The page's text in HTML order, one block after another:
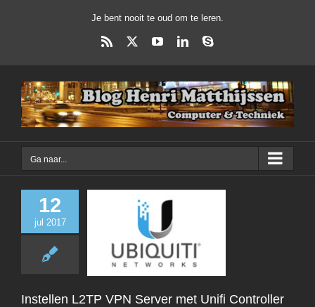
Je bent nooit te oud om te leren.
Rss YouTubeLinkedInSkype
Ga naar...
12
jul 2017
Instellen L2TP VPN Server met Unifi Controller